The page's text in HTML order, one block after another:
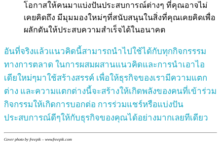
โอกาสให้คนมาแบ่งปันประสบการณ์ต่างๆ ที่คุณอาจไม่
เคยคิดถึง มีมุมมองใหม่ๆที่สนับสนุนในสิ่งที่คุณเคยคิดเพื่อ
ผลักดันให้ประสบความสำเร็จได้ในอนาคต
อันที่จริงแล้วแนวคิดนี้สามารถนำไปใช้ได้กับทุกกิจกรรรม
ทางการตลาด ในการผสมผสานแนวคิดและการนำเอาไอ
เดียใหม่ๆมาใช้สร้างสรรค์ เพื่อให้ธุรกิจของเรามีความแตก
ต่าง และความแตกต่างนี้จะสร้างให้เกิดพลังของคนที่เข้าร่วม
กิจกรรมให้เกิดการบอกต่อ การร่วมแชร์หรือแบ่งปัน
ประสบการณ์ดีๆให้กับธุรกิจของคุณได้อย่างมากเลยทีเดียว
Cover photo by freepik – www.freepik.com